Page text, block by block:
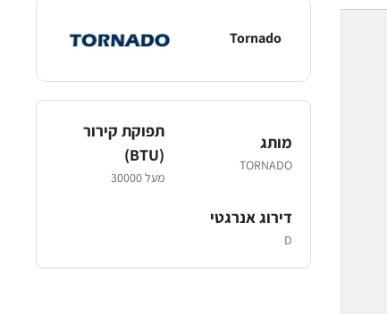
Tornado
מותג
TORNADO
תפוקת קירור
(BTU)
מעל 30000
דירוג אנרגטי
D